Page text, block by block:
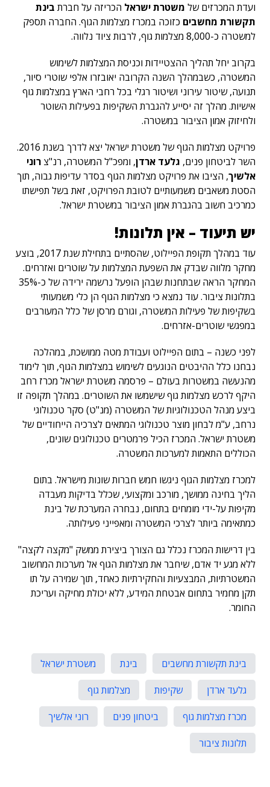
ועדת המכרזים של משטרת ישראל הכריזה על חברת בינת
תקשורת מחשבים כזוכה במכרז מצלמות הגוף. החברה תספק
למשטרה כ-8,000 מצלמות גוף, לרבות ציוד נלווה.
בקרוב יחל תהליך ההצטיידות וכניסת המצלמות לשימוש
המשטרה, כשבמהלך השנה הקרובה יאובזרו אלפי שוטרי סיור,
תנועה, שיטור עירוני ושיטור רגלי בכל רחבי הארץ במצלמות גוף
אישיות. מהלך זה יסייע להגברת השקיפות בפעילות השוטר
ולחיזוק אמון הציבור במשטרה.
פרויקט מצלמות הגוף של משטרת ישראל יצא לדרך בשנת 2016.
השר לביטחון פנים, גלעד ארדן, ומפכ"ל המשטרה, רנ"צ רוני
אלשיך, הציבו את פרויקט מצלמות הגוף בסדר עדיפות גבוה, תוך
הסטת משאבים משמעותיים לטובת הפרויקט, זאת בשל תפישתו
כמרכיב חשוב בהגברת אמון הציבור במשטרת ישראל.
יש תיעוד – אין תלונות!
עוד במהלך תקופת הפיילוט, שהסתיים בתחילת שנת 2017, בוצע
מחקר מלווה שבדק את השפעת המצלמות על שוטרים ואזרחים.
המחקר הראה שבתחנות שבהן הופעל נרשמה ירידה של כ-35%
בתלונות ציבור. עוד נמצא כי מצלמות הגוף הן כלי משמעותי
בשקיפות של פעילות המשטרה, וגורם מרסן של כלל המעורבים
במפגשי שוטרים-אזרחים.
לפני כשנה – בתום הפיילוט ועבודת מטה ממושכת, במהלכה
נבחנו כלל ההיבטים הנוגעים לשימוש במצלמות הגוף, תוך לימוד
מהנעשה במשטרות בעולם – פרסמה משטרת ישראל מכרז רחב
היקף לרכש מצלמות גוף שישמשו את השוטרים. במהלך תקופה זו
ביצע מנהל הטכנולוגיות של המשטרה (מנ"ט) סקר טכנולוגי
נרחב, ע"מ לבחון מוצר טכנולוגי המתאים לצרכיה הייחודיים של
משטרת ישראל. המכרז הכיל פרמטרים טכנולוגים שונים,
הכוללים התאמות למערכות המשטרה.
למכרז מצלמות הגוף ניגשו חמש חברות שונות מישראל. בתום
הליך בחינה ממושך, מורכב ומקצועי, שכלל בדיקות מעבדה
מקיפות על-ידי מומחים בתחום, נבחרה המערכת של בינת
כמתאימה ביותר לצרכי המשטרה ומאפייני פעילותה.
בין דרישות המכרז נכלל גם הצורך ביצירת ממשק "מקצה לקצה"
ללא מגע יד אדם, שיחבר את מצלמות הגוף אל מערכות המחשוב
המשטרתיות, המבצעיות והחקירתיות כאחד, תוך שמירה על תו
תקן מחמיר בתחום אבטחת המידע, ללא יכולת מחיקה ועריכת
החומר.
בינת תקשורת מחשבים בינת
משטרת ישראל
גלעד ארדן
שקיפות
מצלמות גוף
מכרז מצלמות גוף
ביטחון פנים
רוני אלשיך
תלונות ציבור